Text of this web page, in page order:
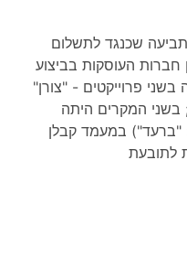
לתשלום -.633,544 ₪ ותביעה שכנגד לתשלום
שתיהן חברות העוסקות בביצוע
פרוייקטים - "צורן"
ו"מודיעין" - כפי שכונו בפי הצדדים; בשני המקרים היתה
"ברעד") במעמד קבלן
לתובעת